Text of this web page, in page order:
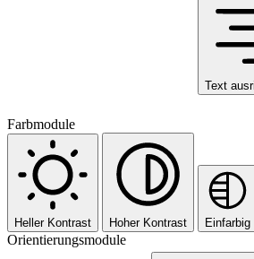
Text
Farbmodule
Heller Kontrast Hoher Kontrast Einfarbig
Orientierungsmodule